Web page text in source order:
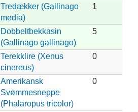
Tredækker (Gallinago
media)
1
Dobbeltbekkasin
(Gallinago gallinago)
5
Terekklire (Xenus
cinereus)
0
Amerikansk
Svømmesneppe
(Phalaropus tricolor)
0